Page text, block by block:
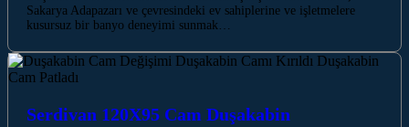
Sakarya Adapazarı ve çevresindeki ev sahiplerine ve işletmelere
kusursuz bir banyo deneyimi sunmak…
Serdivan 120X95 Cam Duşakabin